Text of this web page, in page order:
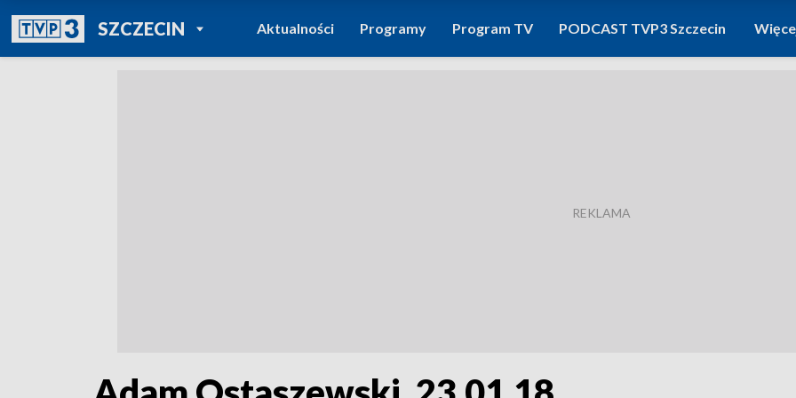
SZCZECINPOWRÓT DO
TVP REGIONY
Aktualności Programy Program TV PODCAST TVP3 Szczecin